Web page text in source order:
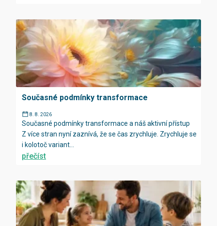
Současné podmínky transformace
8. 8. 2026
Současné podmínky transformace a náš aktivní přístup
Z více stran nyní zaznívá, že se čas zrychluje. Zrychluje se
i kolotoč variant...
přečíst